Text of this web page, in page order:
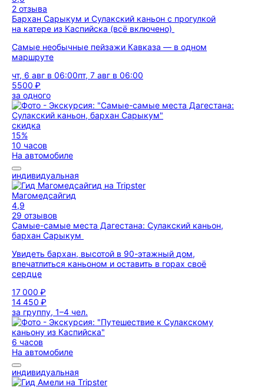
2 отзыва
Бархан Сарыкум и Сулакский каньон с прогулкой
на катере из Каспийска (всё включено)
Самые необычные пейзажи Кавказа — в одном
маршруте
чт, 6 авг в 06:00пт, 7 авг в 06:00
5500 ₽
за одного
скидка
15%
10 часов
На автомобиле
индивидуальная
Магомедсайгид
4,9
29 отзывов
Самые-самые места Дагестана: Сулакский каньон,
бархан Сарыкум
Увидеть бархан, высотой в 90-этажный дом,
впечатлиться каньоном и оставить в горах своё
сердце
17 000 ₽
14 450 ₽
за группу, 1–4 чел.
6 часов
На автомобиле
индивидуальная